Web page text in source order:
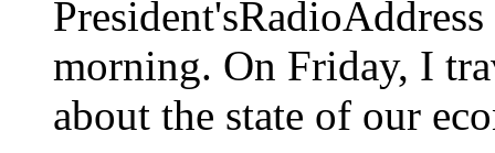
morning. On Friday, I
about the state of our